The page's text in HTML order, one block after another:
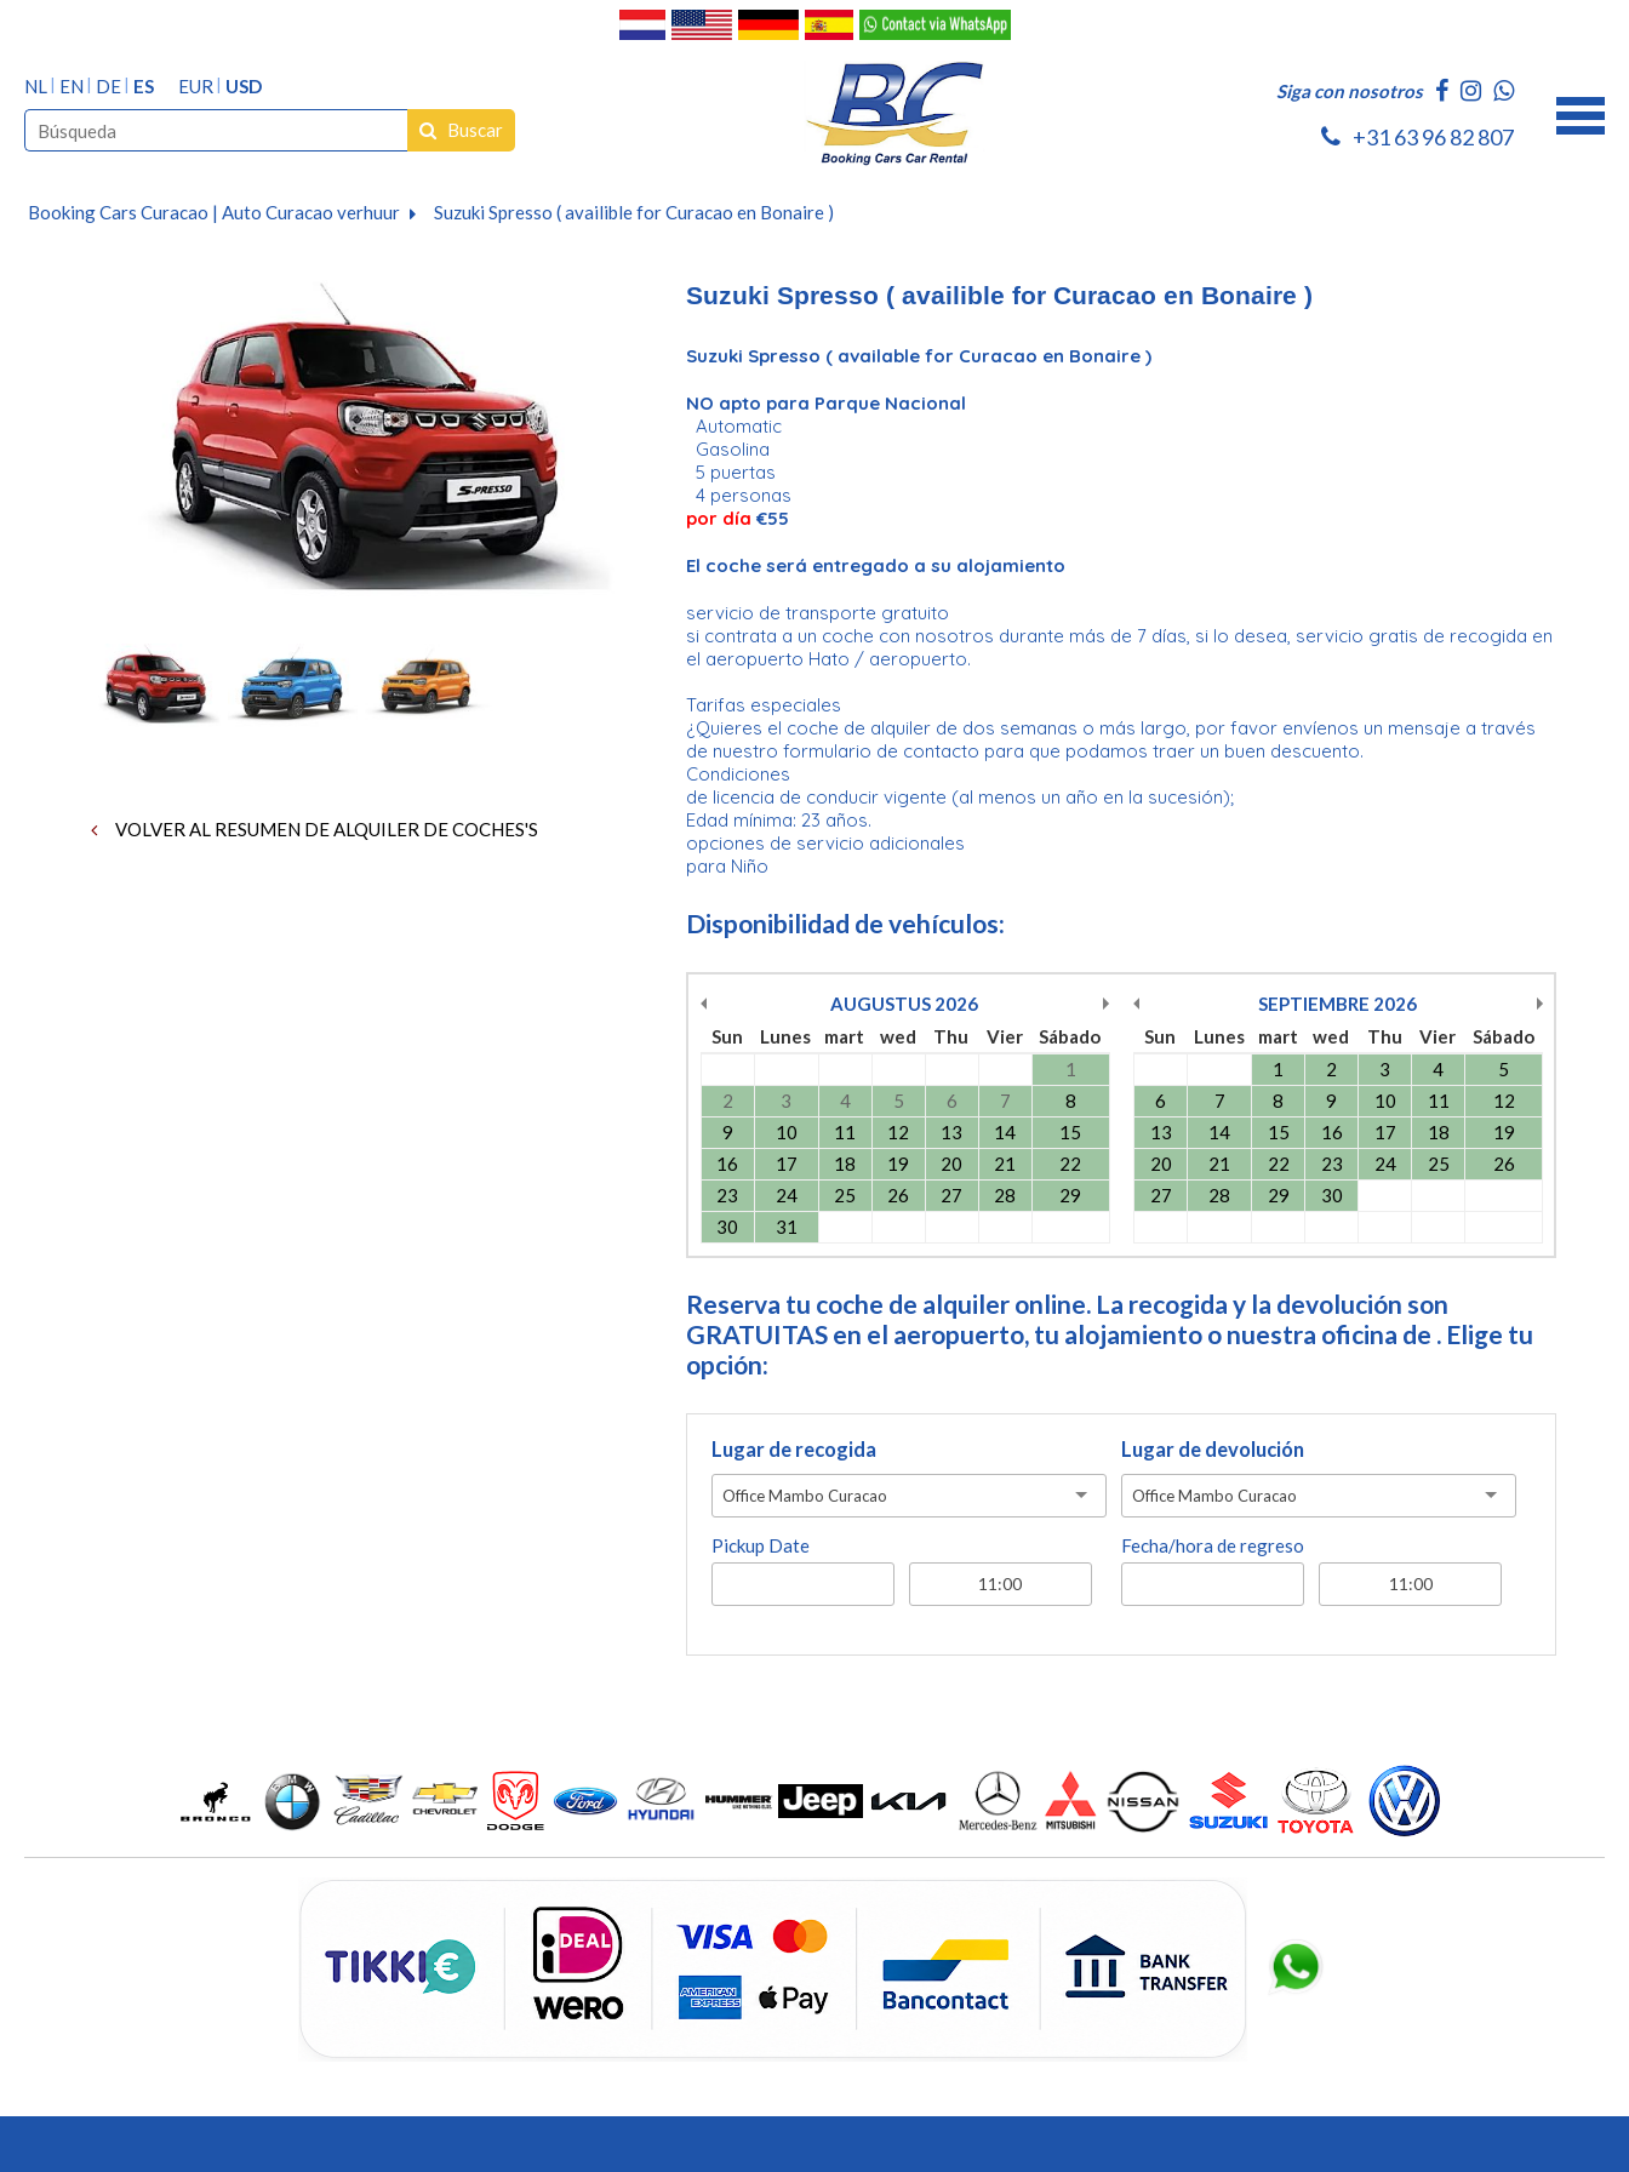
NL EN DE ES EUR
USD
Buscar
Siga con nosotros
+31 63 96 82 807
Booking Cars Curacao | Auto Curacao verhuur Suzuki Spresso ( availible for Curacao en Bonaire )
VOLVER AL RESUMEN DE ALQUILER DE COCHES'S
Suzuki Spresso ( availible for Curacao en Bonaire )
Suzuki Spresso ( available for Curacao en Bonaire )
NO apto para Parque Nacional
Automatic
Gasolina
5 puertas
4 personas
por día €55
El coche será entregado a su alojamiento
servicio de transporte gratuito
si contrata a un coche con nosotros durante más de 7 días, si lo desea, servicio gratis de recogida en
el aeropuerto Hato / aeropuerto.
Tarifas especiales
¿Quieres el coche de alquiler de dos semanas o más largo, por favor envíenos un mensaje a través
de nuestro formulario de contacto para que podamos traer un buen descuento.
Condiciones
de licencia de conducir vigente (al menos un año en la sucesión);
Edad mínima: 23 años.
opciones de servicio adicionales
para Niño
Disponibilidad de vehículos:
AUGUSTUS 2026
Sun
Lunes mart wed Thu Vier
Sábado
1
2
3 4 5 6 7
8
9
10 11 12 13 14
15
16
17 18 19 20 21
22
23
24 25 26 27 28
29
30
31
SEPTIEMBRE 2026
Sun
Lunes mart wed Thu Vier
Sábado
1
2 3 4
5
6
7 8 9 10 11
12
13
14 15 16 17 18
19
20
21 22 23 24 25
26
27
28 29 30
Reserva tu coche de alquiler online. La recogida y la devolución son
GRATUITAS en el aeropuerto, tu alojamiento o nuestra oficina de . Elige tu
opción:
Lugar de recogida
Office Mambo Curacao
Pickup Date
Lugar de devolución
Office Mambo Curacao
Fecha/hora de regreso